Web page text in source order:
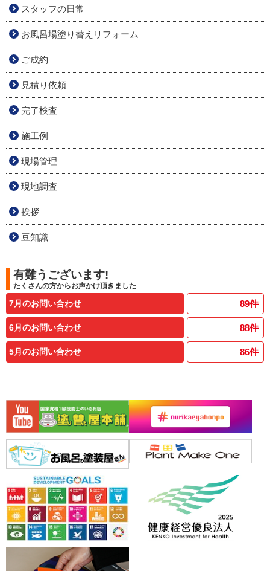
スタッフの日常
お風呂場塗り替えリフォーム
ご成約
見積り依頼
完了検査
施工例
現場管理
現地調査
挨拶
豆知識
有難うございます!
たくさんの方からお声かけ頂きました
7月のお問い合わせ 89件
6月のお問い合わせ 88件
5月のお問い合わせ 86件